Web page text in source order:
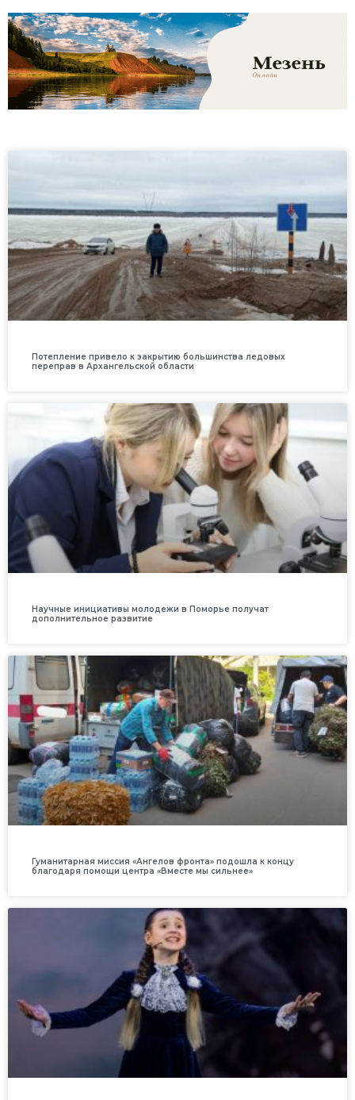
Потепление привело к закрытию большинства ледовых
переправ в Архангельской области
Научные инициативы молодежи в Поморье получат
дополнительное развитие
Гуманитарная миссия «Ангелов фронта» подошла к концу
благодаря помощи центра «Вместе мы сильнее»